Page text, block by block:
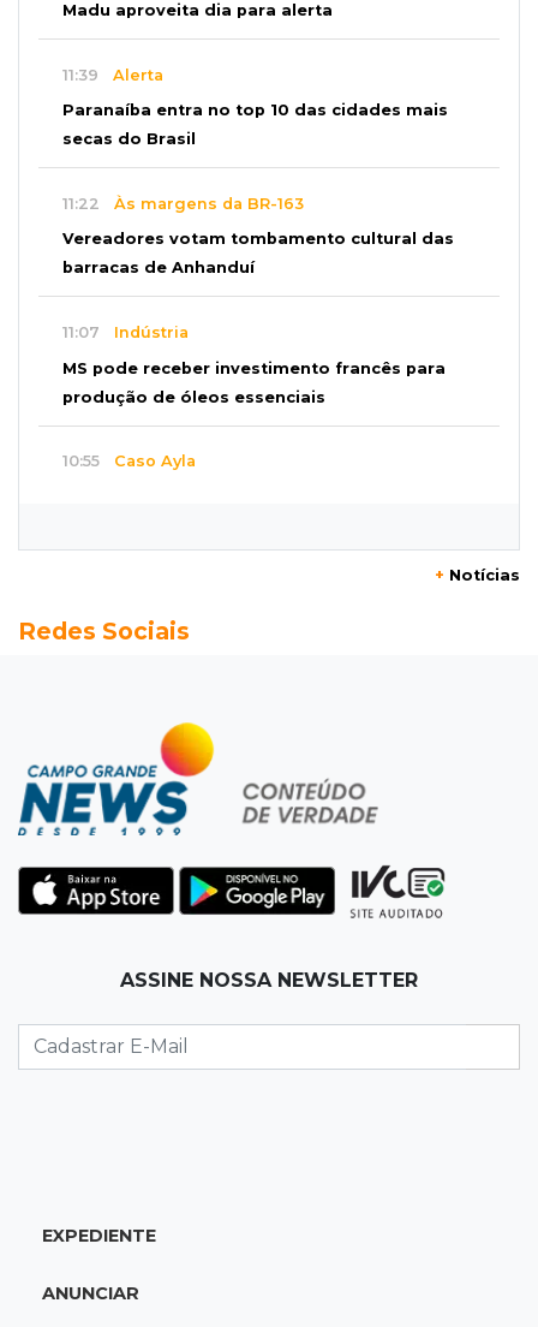
Madu aproveita dia para alerta
11:39 Alerta
Paranaíba entra no top 10 das cidades mais
secas do Brasil
11:22 Às margens da BR-163
Vereadores votam tombamento cultural das
barracas de Anhanduí
11:07 Indústria
MS pode receber investimento francês para
produção de óleos essenciais
10:55 Caso Ayla
Xô presente, pais apostam é na presença para
Pai e filho escapam de incêndio, mas fogo
consome Porsche de R$ 1 milhão
Pets do Jardim Carioca poderão ser atendidos
gratuitamente nesta semana
Caso Ayla
sequestradores de recém-nascida
10:04Pergunta do Dia
cabe no seu orçamento?
+ Notícias
Redes Sociais
ASSINE NOSSA NEWSLETTER
EXPEDIENTE
ANUNCIAR